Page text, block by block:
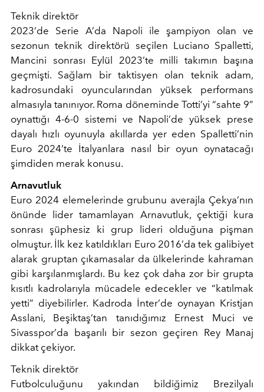
Teknik direktör
2023’de Serie A’da Napoli ile şampiyon olan ve
sezonun teknik direktörü seçilen Luciano Spalletti,
Mancini sonrası Eylül 2023’te milli takımın başına
geçmişti. Sağlam bir taktisyen olan teknik adam,
kadrosundaki oyuncularından yüksek performans
almasıyla tanınıyor. Roma döneminde Totti’yi “sahte 9”
oynattığı 4-6-0 sistemi ve Napoli’de yüksek prese
dayalı hızlı oyunuyla akıllarda yer eden Spalletti’nin
Euro 2024’te İtalyanlara nasıl bir oyun oynatacağı
şimdiden merak konusu.
Arnavutluk
Euro 2024 elemelerinde grubunu averajla Çekya’nın
önünde lider tamamlayan Arnavutluk, çektiği kura
sonrası şüphesiz ki grup lideri olduğuna pişman
olmuştur. İlk kez katıldıkları Euro 2016’da tek galibiyet
alarak gruptan çıkamasalar da ülkelerinde kahraman
gibi karşılanmışlardı. Bu kez çok daha zor bir grupta
kısıtlı kadrolarıyla mücadele edecekler ve “katılmak
yetti” diyebilirler. Kadroda İnter’de oynayan Kristjan
Asslani, Beşiktaş’tan tanıdığımız Ernest Muci ve
Sivasspor’da başarılı bir sezon geçiren Rey Manaj
dikkat çekiyor.
Teknik direktör
Futbolculuğunu yakından bildiğimiz Brezilyalı